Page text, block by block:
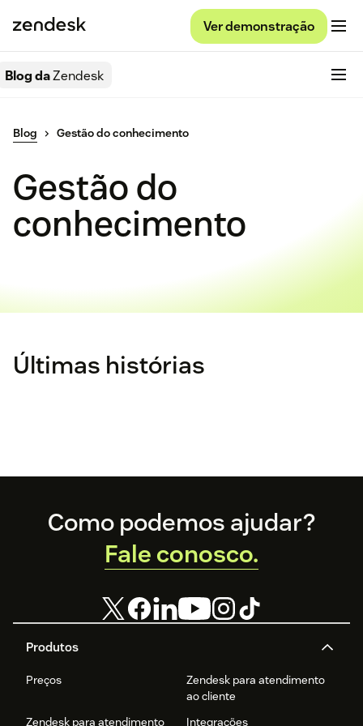
Ver demonstração
Blog daZendesk
Blog Gestão do conhecimento
Gestão do
conhecimento
Últimas histórias
Footer
Produtos
Preços
Zendesk para atendimento
ao cliente
Zendesk para atendimento
Integrações
Como podemos ajudar?
Fale conosco.